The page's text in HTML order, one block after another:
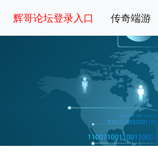
辉哥论坛登录入口 传奇端游